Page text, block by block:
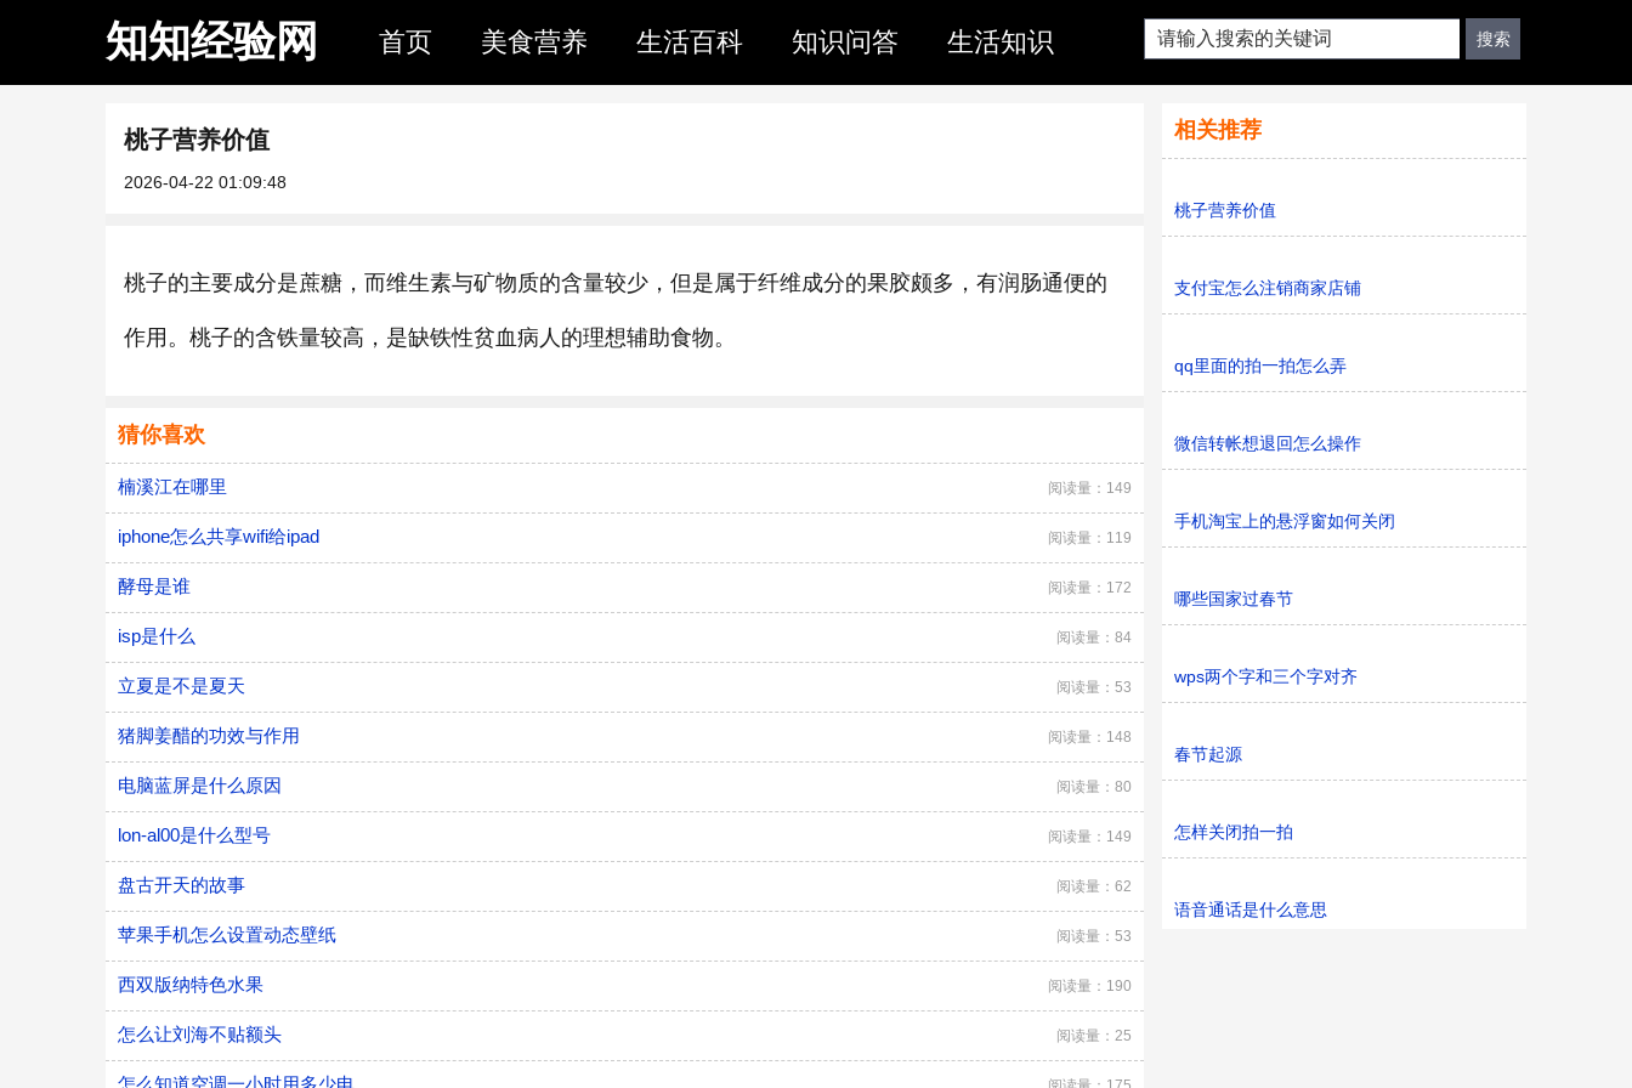
知知经验网 首页 美食营养 生活百科 知识问答 生活知识
桃子营养价值
2026-04-22 01:09:48
桃子的主要成分是蔗糖，而维生素与矿物质的含量较少，但是属于纤维成分的果胶颇多，有润肠通便的
作用。桃子的含铁量较高，是缺铁性贫血病人的理想辅助食物。
猜你喜欢
楠溪江在哪里 阅读量：149
iphone怎么共享wifi给ipad 阅读量：119
酵母是谁 阅读量：172
isp是什么 阅读量：84
立夏是不是夏天 阅读量：53
猪脚姜醋的功效与作用 阅读量：148
电脑蓝屏是什么原因 阅读量：80
lon-al00是什么型号 阅读量：149
盘古开天的故事 阅读量：62
苹果手机怎么设置动态壁纸 阅读量：53
西双版纳特色水果 阅读量：190
怎么让刘海不贴额头 阅读量：25
怎么知道空调一小时用多少电
相关推荐
桃子营养价值
支付宝怎么注销商家店铺
qq里面的拍一拍怎么弄
微信转帐想退回怎么操作
手机淘宝上的悬浮窗如何关闭
哪些国家过春节
wps两个字和三个字对齐
春节起源
怎样关闭拍一拍
语音通话是什么意思